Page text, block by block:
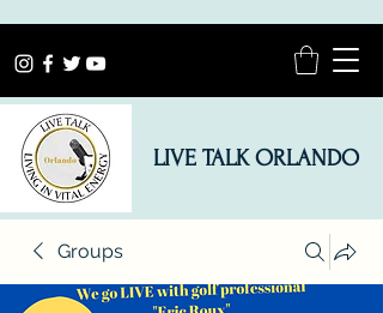
LIVE TALK ORLANDO
Groups